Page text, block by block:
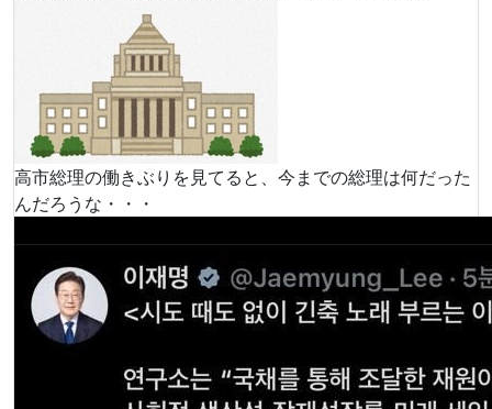
高市総理の働きぶりを見てると、今までの総理は何だった
んだろうな・・・